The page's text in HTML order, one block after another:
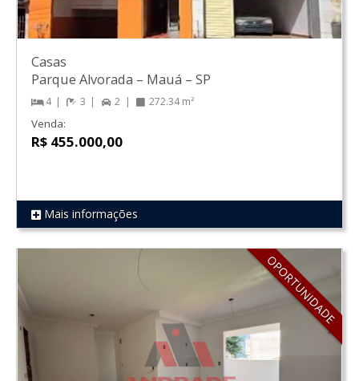
REF 549
Casas
Parque Alvorada – Mauá – SP
4 3 2 272.34 m²
Venda:
R$ 455.000,00
Mais informações
OPORTUNIDADE